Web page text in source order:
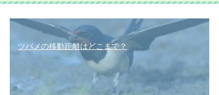
ツバメの移動距離はどこまで？